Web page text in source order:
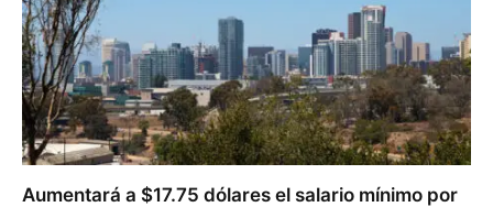
Aumentará a $17.75 dólares el salario mínimo por